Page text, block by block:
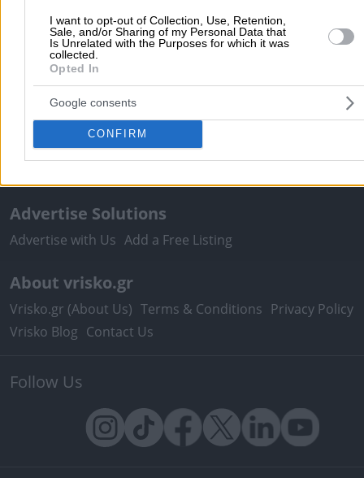
I want to opt-out of Collection, Use, Retention,
Sale, and/or Sharing of my Personal Data that
Is Unrelated with the Purposes for which it was
collected.
Opted In
Google consents
CONFIRM
Peristeri
Kavala Tripoli Kallithea Serres
more >>
Useful
Pharmacy Duties Hospital Duties Fuel Prices Postal
Tax Identification Number Ferry Routes
Advertise Solutions
Advertise with Us Add a Free Listing
About vrisko.gr
Vrisko.gr (About Us) Terms & Conditions Privacy Policy
Vrisko Blog Contact Us
Follow Us